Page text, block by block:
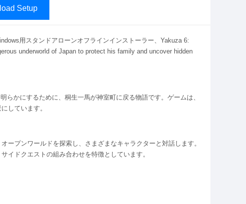
Setup
用スタンドアローンオフラインインストーラー、Yakuza 6:
underworld of Japan to protect his family and uncover hidden
かにするために、桐生一馬が神室町に戻る物語です。ゲームは、
しています。
プンワールドを探索し、さまざまなキャラクターと対話します。
ドクエストの組み合わせを特徴としています。